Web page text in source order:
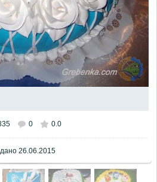
0 0.0
26.06.2015